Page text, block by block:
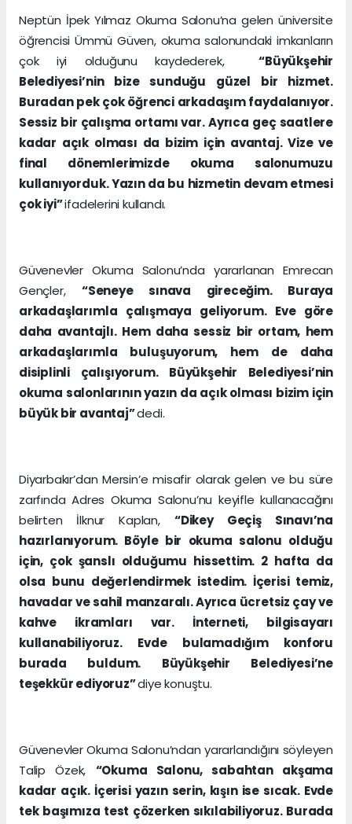
Neptün İpek Yılmaz Okuma Salonu’na gelen üniversite
öğrencisi Ümmü Güven, okuma salonundaki imkanların
çok iyi olduğunu kaydederek,
“Büyükşehir
Belediyesi’nin bize sunduğu güzel bir hizmet.
Buradan pek çok öğrenci arkadaşım faydalanıyor.
Sessiz bir çalışma ortamı var. Ayrıca geç saatlere
kadar açık olması da bizim için avantaj. Vize ve
final dönemlerimizde okuma salonumuzu
kullanıyorduk. Yazın da bu hizmetin devam etmesi
çok iyi”ifadelerini kullandı.
Güvenevler Okuma Salonu’nda yararlanan Emrecan
Gençler, “Seneye sınava gireceğim. Buraya
arkadaşlarımla çalışmaya geliyorum. Eve göre
daha avantajlı. Hem daha sessiz bir ortam, hem
arkadaşlarımla buluşuyorum, hem de daha
disiplinli çalışıyorum. Büyükşehir Belediyesi’nin
okuma salonlarının yazın da açık olması bizim için
büyük bir avantaj”dedi.
Diyarbakır’dan Mersin’e misafir olarak gelen ve bu süre
zarfında Adres Okuma Salonu’nu keyifle kullanacağını
belirten İlknur Kaplan, “Dikey Geçiş Sınavı’na
hazırlanıyorum. Böyle bir okuma salonu olduğu
için, çok şanslı olduğumu hissettim. 2 hafta da
olsa bunu değerlendirmek istedim. İçerisi temiz,
havadar ve sahil manzaralı. Ayrıca ücretsiz çay ve
kahve ikramları var. İnterneti, bilgisayarı
kullanabiliyoruz. Evde bulamadığım konforu
burada buldum. Büyükşehir Belediyesi’ne
teşekkür ediyoruz”diye konuştu.
Güvenevler Okuma Salonu’ndan yararlandığını söyleyen
Talip Özek, “Okuma Salonu, sabahtan akşama
kadar açık. İçerisi yazın serin, kışın ise sıcak. Evde
tek başımıza test çözerken sıkılabiliyoruz. Burada